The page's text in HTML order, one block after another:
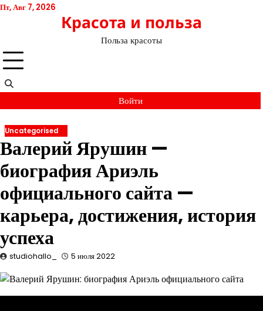
Перейти
Пт, Авг 7, 2026
Красота и польза
Польза красоты
Войти
Uncategorised
Валерий Ярушин —
биография Ариэль
официального сайта —
карьера, достижения, история
успеха
studiohallo_ 5 июля 2022